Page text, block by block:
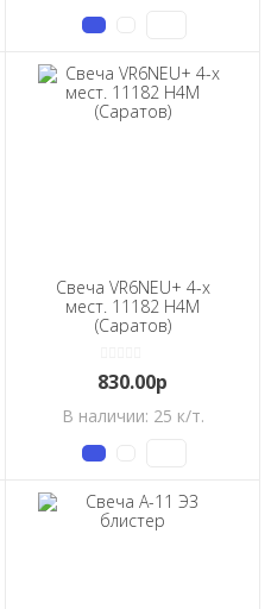
Свеча VR6NEU+ 4-х
мест. 11182 Н4М
(Саратов)
830.00р
В наличии: 25 к/т.